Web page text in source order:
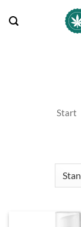
Inhalt
Start